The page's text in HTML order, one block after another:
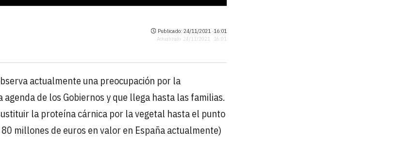
Publicado: 24/11/2021 ·16:01
Actualizado: 24/11/2021 · 16:01
actualmente una preocupación por la
de los Gobiernos y que llega hasta las familias.
la proteína cárnica por la vegetal hasta el punto
millones de euros en valor en España actualmente)